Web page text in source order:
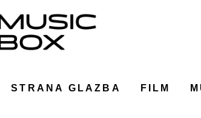
STRANA GLAZBA FILM